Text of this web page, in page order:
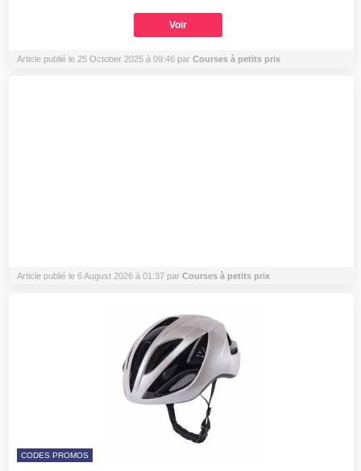
Voir
Article publié le 25 October 2025 à 09:46 par Courses à petits prix
Article publié le 6 August 2026 à 01:37 par Courses à petits prix
CODES PROMOS